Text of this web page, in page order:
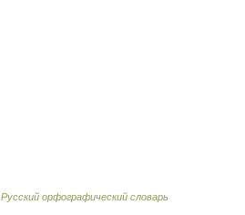
Русский орфографический словарь